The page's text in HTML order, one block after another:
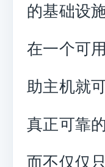
的基础设
在一个可
助主机就
真正可靠
而不仅仅